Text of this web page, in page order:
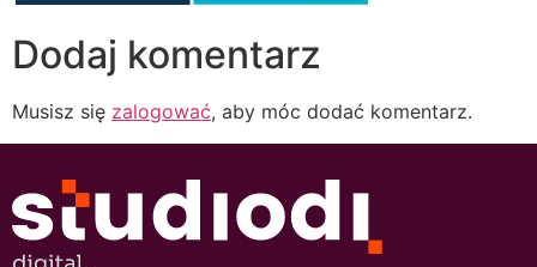
Dodaj komentarz
Musisz się zalogować, aby móc dodać komentarz.